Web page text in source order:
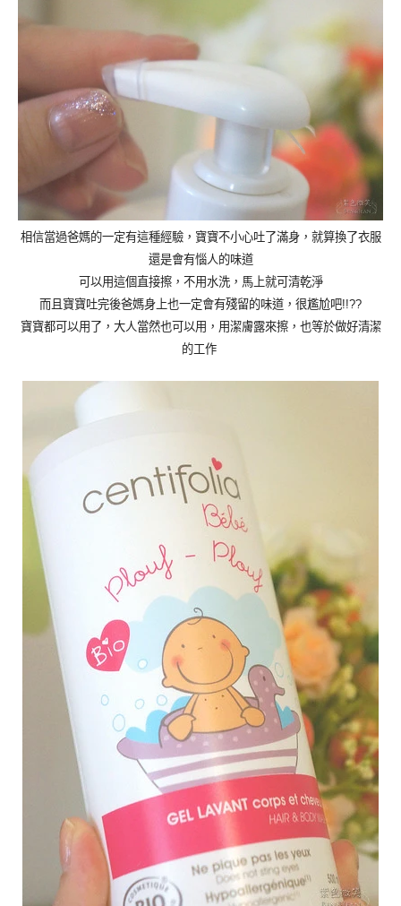
相信當過爸媽的一定有這種經驗，寶寶不小心吐了滿身，就算換了衣服
還是會有惱人的味道
可以用這個直接擦，不用水洗，馬上就可清乾淨
而且寶寶吐完後爸媽身上也一定會有殘留的味道，很尷尬吧!!??
寶寶都可以用了，大人當然也可以用，用潔膚露來擦，也等於做好清潔
的工作